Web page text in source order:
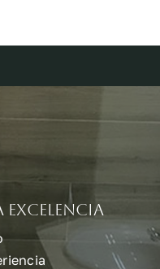
excelencia